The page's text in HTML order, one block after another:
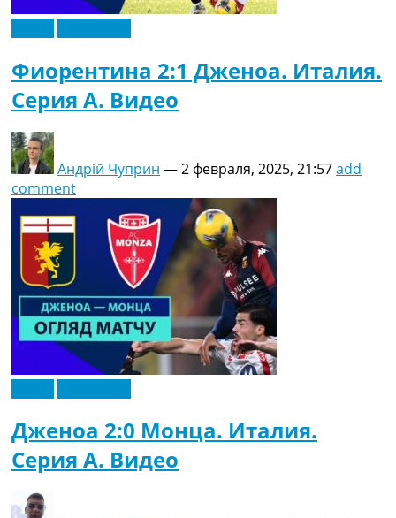
Фиорентина 2:1 Дженоа. Италия.
Серия A. Видео
Андрій Чуприн —2 февраля, 2025, 21:57add
comment
Дженоа 2:0 Монца. Италия.
Серия A. Видео